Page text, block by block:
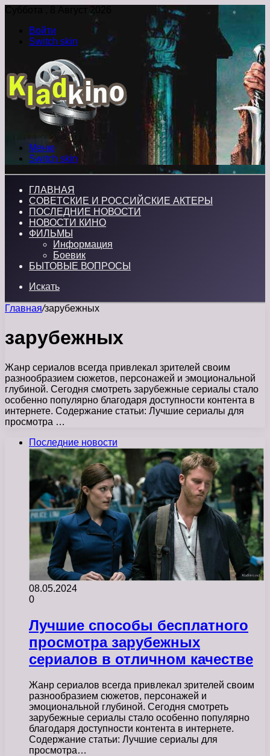
Суббота , 8 Август 2026
Войти
Switch skin
Меню
Switch skin
ГЛАВНАЯ
СОВЕТСКИЕ И РОССИЙСКИЕ АКТЕРЫ
ПОСЛЕДНИЕ НОВОСТИ
НОВОСТИ КИНО
ФИЛЬМЫ
Информация
Боевик
БЫТОВЫЕ ВОПРОСЫ
Искать
Главная/зарубежных
зарубежных
Жанр сериалов всегда привлекал зрителей своим
разнообразием сюжетов, персонажей и эмоциональной
глубиной. Сегодня смотреть зарубежные сериалы стало
особенно популярно благодаря доступности контента в
интернете. Содержание статьи: Лучшие сериалы для
просмотра …
Последние новости
08.05.2024
0
Лучшие способы бесплатного
просмотра зарубежных
сериалов в отличном качестве
Жанр сериалов всегда привлекал зрителей своим
разнообразием сюжетов, персонажей и
эмоциональной глубиной. Сегодня смотреть
зарубежные сериалы стало особенно популярно
благодаря доступности контента в интернете.
Содержание статьи: Лучшие сериалы для
просмотра…